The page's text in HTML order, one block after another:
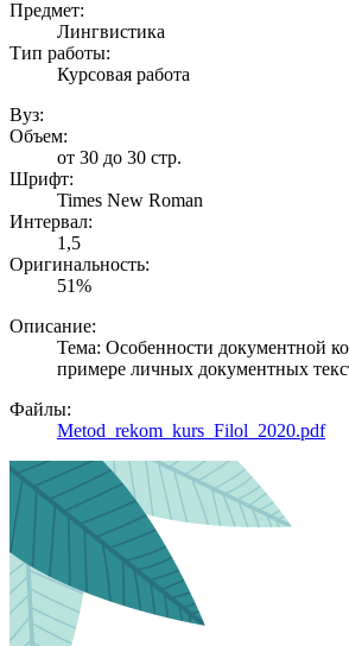
Предмет:
Лингвистика
Тип работы:
Курсовая работа
Вуз:
Объем:
от 30 до 30 стр.
Шрифт:
Times New Roman
Интервал:
1,5
Оригинальность:
51%
Описание:
Тема: Особенности документной
примере личных документных
Файлы:
Metod_rekom_kurs_Filol_2020.pdf